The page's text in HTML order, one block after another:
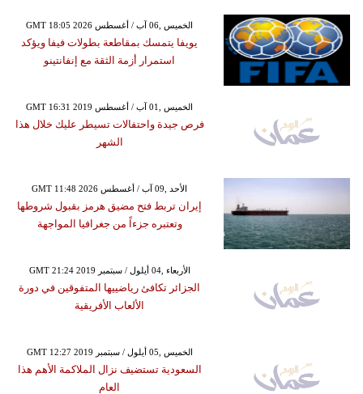
GMT 18:05 2026 الخميس ,06 آب / أغسطس
يويفا يتمسك بمقاطعة بطولات فيفا ويؤكد
استمرار أزمة الثقة مع إنفانتينو
GMT 16:31 2019 الخميس ,01 آب / أغسطس
فرص جيدة واحتفالات تسيطر عليك خلال هذا
الشهر
GMT 11:48 2026 الأحد ,09 آب / أغسطس
إيران تربط فتح مضيق هرمز بقبول شروطها
وتعتبره جزءاً من جغرافيا المواجهة
GMT 21:24 2019 الأربعاء ,04 أيلول / سبتمبر
الجزائر تكافئ رياضييها المتفوقين في دورة
الألعاب الأفريقية
GMT 12:27 2019 الخميس ,05 أيلول / سبتمبر
السعودية تستضيف نزال الملاكمة الأهم هذا
العام